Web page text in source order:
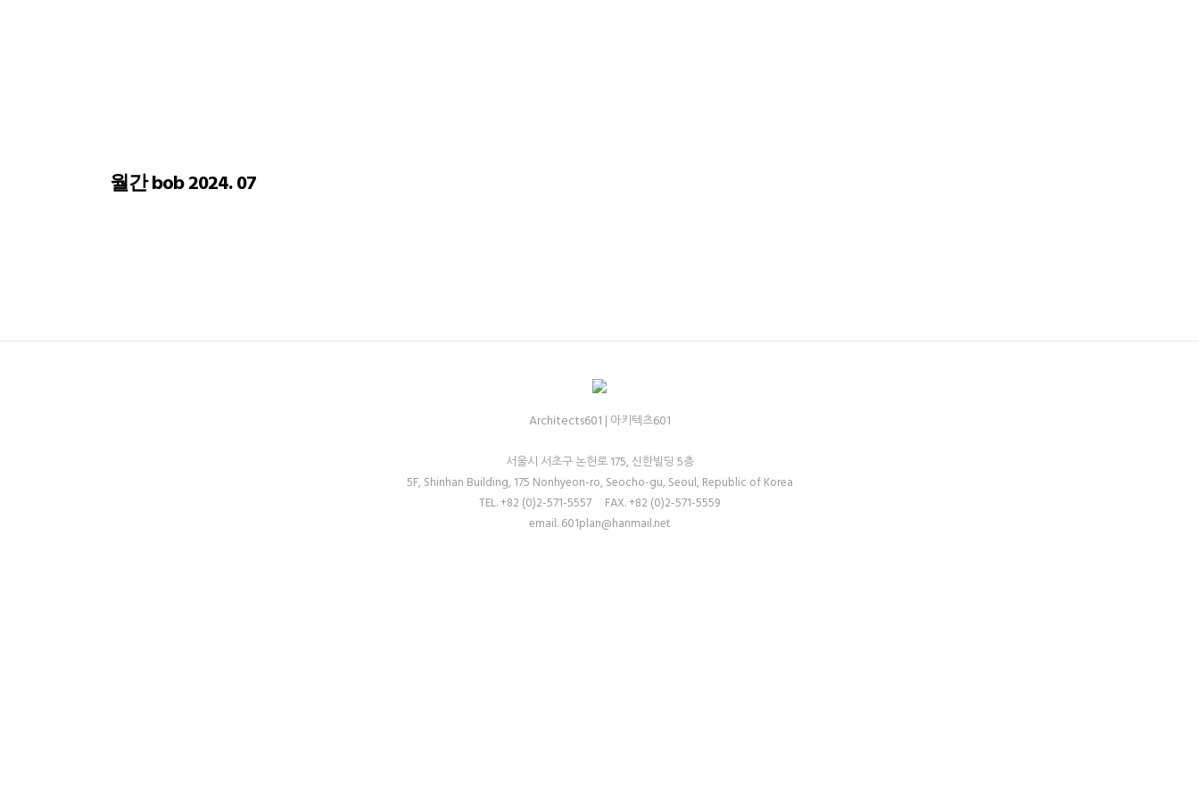
월간 bob 2024. 07
Architects601 | 아키텍츠601
서울시 서초구 논현로 175, 신한빌딩 5층
5F, Shinhan Building, 175 Nonhyeon-ro, Seocho-gu, Seoul, Republic of Korea
TEL. +82 (0)2-571-5557 FAX. +82 (0)2-571-5559
email. 601plan@hanmail.net